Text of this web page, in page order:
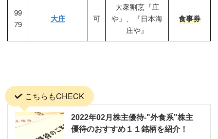
99
79
大庄 可
大衆割烹『庄
や』、『日本海
庄や』
食事券
こちらもCHECK
2022年02月株主優待-"外食系"株主
優待のおすすめ１１銘柄を紹介！